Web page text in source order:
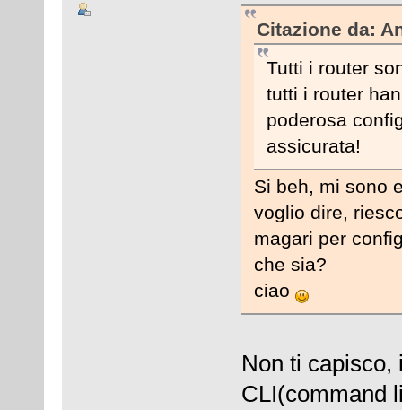
Citazione da:
Tutti i router
tutti i router
poderosa
assicurata!
Si beh, mi sono
voglio dire,
magari per
che sia?
ciao
Non ti capisco,
CLI(command